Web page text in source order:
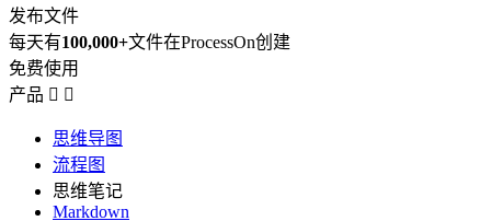
发布文件
每天有100,000+文件在ProcessOn创建
免费使用
产品  
思维导图
流程图
思维笔记
Markdown